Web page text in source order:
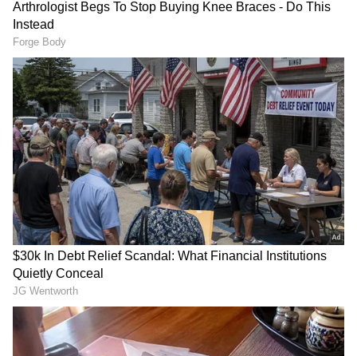
Image Credit :Our Own
ಜೂನ್ ತಿಂಗಳ ಮಾರಾಟದ ಅಂಕಿಅಂಶ:
ಟಿಟಿಡಿ ಬಿಡುಗಡೆ ಮಾಡಿರುವ ಅಂಕಿಅಂಶಗಳ ಪ್ರಕಾರ, ಕಳೆದ
ಜೂನ್ ತಿಂಗಳೊಂದರಲ್ಲೇ ಒಟ್ಟು 1,26,81,805 (ಒಂದು ಕೋಟಿ
ಇಪ್ಪತ್ತಾರು ಲಕ್ಷ ಎಂಬತ್ತೊಂದು ಸಾವಿರ ಎಂಟುನೂರ ಐದು)
ಲಡ್ಡುಗಳು ಮಾರಾಟವಾಗಿವೆ. ಇದು ತಿರುಮಲ ದೇವಸ್ಥಾನದ
ಇತಿಹಾಸದಲ್ಲೇ ಒಂದು ತಿಂಗಳ ಅವಧಿಯಲ್ಲಿ ಮಾರಾಟವಾದ
ಗರಿಷ್ಠ ಸಂಖ್ಯೆಯ ಲಡ್ಡುಗಳಾಗಿವೆ. ಪ್ರತಿ ವರ್ಷ ಬೇಸಿಗೆ ರಜೆ
(Summer Vacation) ಮತ್ತು ವಿಶೇಷ ಹಬ್ಬಗಳ
ಕಾರಣದಿಂದ ಭಕ್ತರ ಸಂಖ್ಯೆ ಹೆಚ್ಚಿರುತ್ತದೆಯಾದರೂ, ಈ ಬಾರಿ
ಜೂನ್‌ನಲ್ಲಿ ದಾಖಲೆ ಮಟ್ಟದ ಭಕ್ತರು ಶ್ರೀವಾರಿ ದರ್ಶನ
ಪಡೆದಿದ್ದಾರೆ.